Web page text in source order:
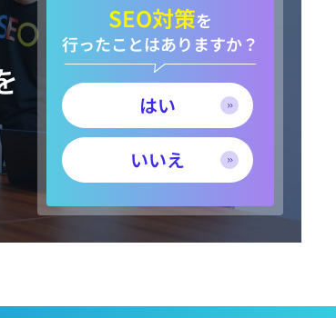
タビコレ様に弊社を紹介頂きま
した！
株式会社ケイオーの様「おすす
ィング支援会社」として当サー
ビスが紹介されました！
オウンドメディアでCVを増やす
SEO対策を
行ったことはありますか？
はい
いいえ